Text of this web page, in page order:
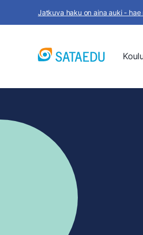
Jatkuva haku on aina auki - hae